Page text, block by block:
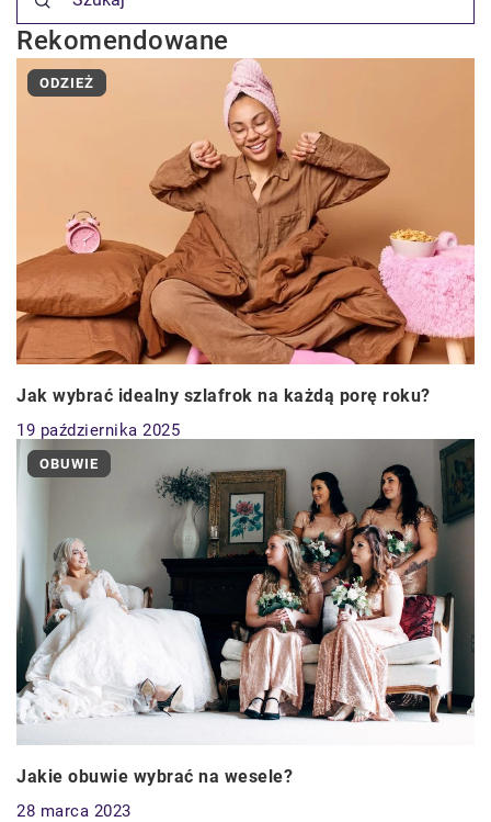
Rekomendowane
ODZIEŻ
Jak wybrać idealny szlafrok na każdą porę roku?
19 października 2025
OBUWIE
Jakie obuwie wybrać na wesele?
28 marca 2023